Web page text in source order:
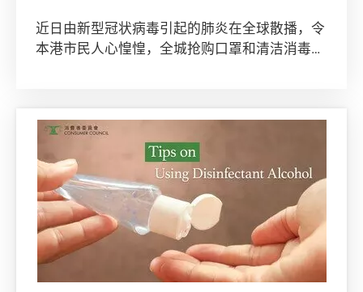
近日由新型冠状病毒引起的肺炎在全球散播，令
本港市民人心惶惶，全城抢购口罩和清洁消毒用
状病毒？本会邀请了微生物专家拆解谜思。